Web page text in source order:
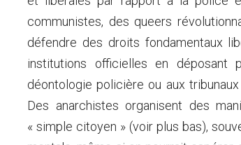
communistes, des queers
défendre des droits fondamentaux
institutions officielles en déposant
déontologie policière ou aux
Des anarchistes organisent des
« simple citoyen » (voir plus bas),